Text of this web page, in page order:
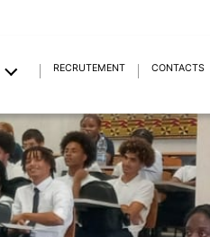
RECRUTEMENT CONTACTS